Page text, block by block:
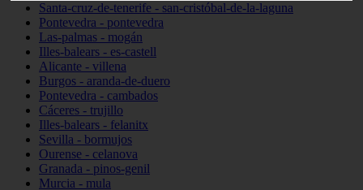
Santa-cruz-de-tenerife - san-cristóbal-de-la-laguna
Pontevedra - pontevedra
Las-palmas - mogán
Illes-balears - es-castell
Alicante - villena
Burgos - aranda-de-duero
Pontevedra - cambados
Cáceres - trujillo
Illes-balears - felanitx
Sevilla - bormujos
Ourense - celanova
Granada - pinos-genil
Murcia - mula